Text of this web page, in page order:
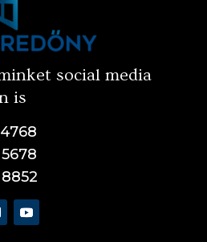
social media
is